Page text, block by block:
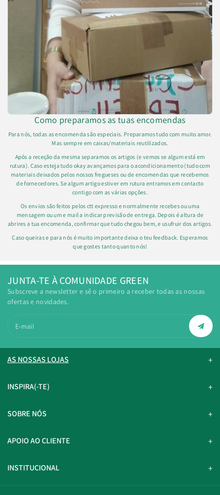
Como preparamos as tuas encomendas
Para nós, todas as encomenda são especiais. Preparamos tudo com muito amor.
Mas sempre em caixas/materiais reutilizados.
Após a receção da mesma separamos os artigos (e vemos se algum está em
rutura). Caso esteja tudo okay avançamos para o acondicionamento (tudo com
materiais deixados pelos nossos fregueses ou de encomendas que recebemos
de fornecedores. Se algum artigo estiver em rutura entramos em contacto
contigo com as várias opções.
Os envios são feitos pelos ctt expresso e normalmente recebes ou uma
mensagem ou um e mail a indicar previsão de entrega. Depois é altura de
abrires a tua encomenda, confirmar que tudo chegou bem, e usufruir dos artigos.
Caso queiras e para nós é muito importante deixa o teu feedback. Esperamos
que gostes tanto quanto nós!
JUNTA-TE À COMUNIDADE GREEN
Subscreve a newsletter e sê o primeiro a receber todas as nossas
ofertas e novidades.
E-mail
AS NOSSAS LOJAS
INSPIRA(-TE)
SOBRE NÓS
APOIO AO CLIENTE
INSTITUCIONAL